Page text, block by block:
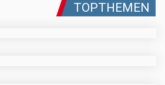
TOPTHEMEN